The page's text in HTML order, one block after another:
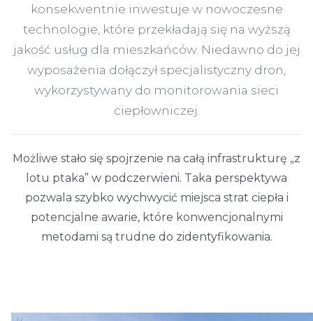
konsekwentnie inwestuje w nowoczesne
technologie, które przekładają się na wyższą
jakość usług dla mieszkańców. Niedawno do jej
wyposażenia dołączył specjalistyczny dron,
wykorzystywany do monitorowania sieci
ciepłowniczej.
Możliwe stało się spojrzenie na całą infrastrukturę „z
lotu ptaka” w podczerwieni. Taka perspektywa
pozwala szybko wychwycić miejsca strat ciepła i
potencjalne awarie, które konwencjonalnymi
metodami są trudne do zidentyfikowania.